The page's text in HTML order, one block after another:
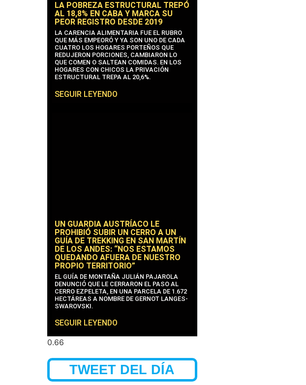
LA POBREZA ESTRUCTURAL TREPÓ
AL 18,8% EN CABA Y MARCA SU
PEOR REGISTRO DESDE 2019
LA CARENCIA ALIMENTARIA FUE EL RUBRO
QUE MÁS EMPEORÓ Y YA SON UNO DE CADA
CUATRO LOS HOGARES PORTEÑOS QUE
REDUJERON PORCIONES, CAMBIARON LO
QUE COMEN O SALTEAN COMIDAS. EN LOS
HOGARES CON CHICOS LA PRIVACIÓN
ESTRUCTURAL TREPA AL 20,6%.
SEGUIR LEYENDO
UN GUARDIA AUSTRÍACO LE
PROHIBIÓ SUBIR UN CERRO A UN
GUÍA DE TREKKING EN SAN MARTÍN
DE LOS ANDES: “NOS ESTAMOS
QUEDANDO AFUERA DE NUESTRO
PROPIO TERRITORIO”
EL GUÍA DE MONTAÑA JULIÁN PAJAROLA
DENUNCIÓ QUE LE CERRARON EL PASO AL
CERRO EZPELETA, EN UNA PARCELA DE 1.672
HECTÁREAS A NOMBRE DE GERNOT LANGES-
SWAROVSKI.
SEGUIR LEYENDO
TWEET DEL DÍA